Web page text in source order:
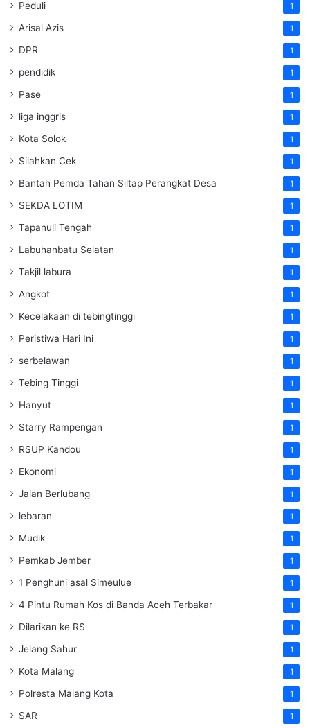
Peduli 1
Arisal Azis 1
DPR 1
pendidik 1
Pase 1
liga inggris 1
Kota Solok 1
Silahkan Cek 1
Bantah Pemda Tahan Siltap Perangkat Desa 1
SEKDA LOTIM 1
Tapanuli Tengah 1
Labuhanbatu Selatan 1
Takjil labura 1
Angkot 1
Kecelakaan di tebingtinggi 1
Peristiwa Hari Ini 1
serbelawan 1
Tebing Tinggi 1
Hanyut 1
Starry Rampengan 1
RSUP Kandou 1
Ekonomi 1
Jalan Berlubang 1
lebaran 1
Mudik 1
Pemkab Jember 1
1 Penghuni asal Simeulue 1
4 Pintu Rumah Kos di Banda Aceh Terbakar 1
Dilarikan ke RS 1
Jelang Sahur 1
Kota Malang 1
Polresta Malang Kota 1
SAR 1